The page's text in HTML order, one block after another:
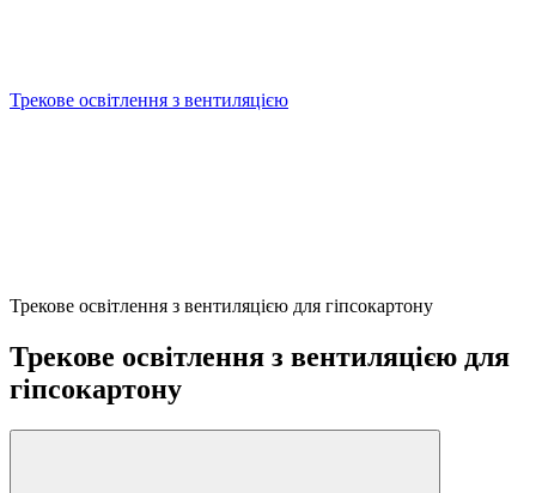
Трекове освітлення з вентиляцією
Трекове освітлення з вентиляцією для гіпсокартону
Трекове освітлення з вентиляцією для
гіпсокартону